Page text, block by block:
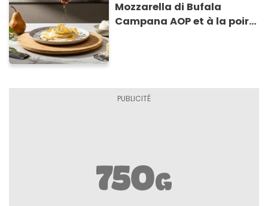
Mozzarella di Bufala
Campana AOP et à la poire